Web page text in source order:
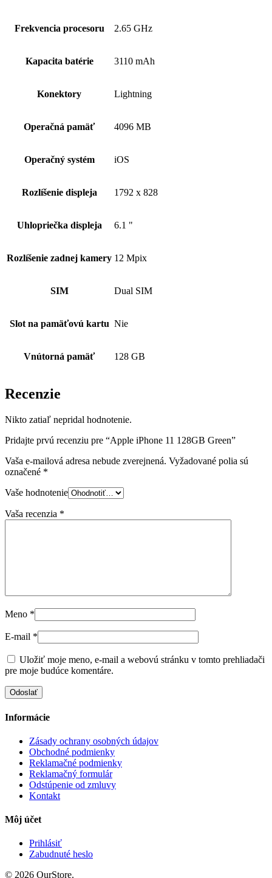
Frekvencia procesoru 2.65 GHz
Kapacita batérie 3110 mAh
Konektory Lightning
Operačná pamäť 4096 MB
Operačný systém iOS
Rozlíšenie displeja 1792 x 828
Uhlopriečka displeja 6.1 "
Rozlíšenie zadnej kamery 12 Mpix
SIM Dual SIM
Slot na pamäťovú kartu Nie
Vnútorná pamäť 128 GB
Recenzie
Nikto zatiaľ nepridal hodnotenie.
Pridajte prvú recenziu pre “Apple iPhone 11 128GB Green”
Vaša e-mailová adresa nebude zverejnená. Vyžadované polia sú
označené *
Vaše hodnotenie
Vaša recenzia *
Meno *
E-mail *
Uložiť moje meno, e-mail a webovú stránku v tomto prehliadači
pre moje budúce komentáre.
Informácie
Zásady ochrany osobných údajov
Obchodné podmienky
Reklamačné podmienky
Reklamačný formulár
Odstúpenie od zmluvy
Kontakt
Môj účet
Prihlásiť
Zabudnuté heslo
© 2026 OurStore.